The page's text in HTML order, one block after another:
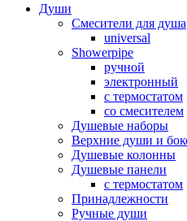
Души
Смесители для душа
universal
Showerpipe
ручной
электронный
с термостатом
со смесителем
Душевые наборы
Верхние души и
Душевые колонны
Душевые панели
с термостатом
Принадлежности
Ручные души